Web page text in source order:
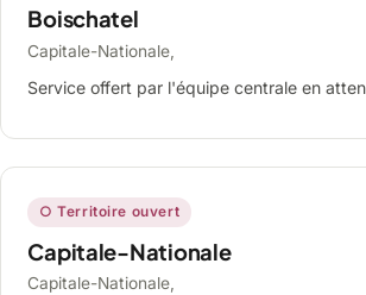
Boischatel
Capitale-Nationale,
Service offert par l'équipe centrale en
○ Territoire ouvert
Capitale-Nationale
Capitale-Nationale,